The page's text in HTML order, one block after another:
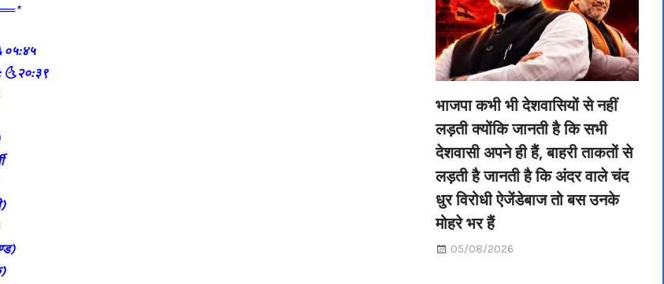
०५:४५
🌜२०:३९
भाजपा कभी भी देशवासियों से नहीं
लड़ती क्योंकि जानती है कि सभी
देशवासी अपने ही हैं, बाहरी ताकतों से
लड़ती है जानती है कि अंदर वाले चंद
धुर विरोधी ऐजेंडेबाज तो बस उनके
मोहरे भर हैं
05/08/2026